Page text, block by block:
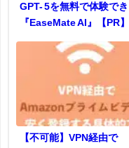
GPT- 5を無料で体験で
『EaseMate AI』【PR】
【不可能】VPN経由で